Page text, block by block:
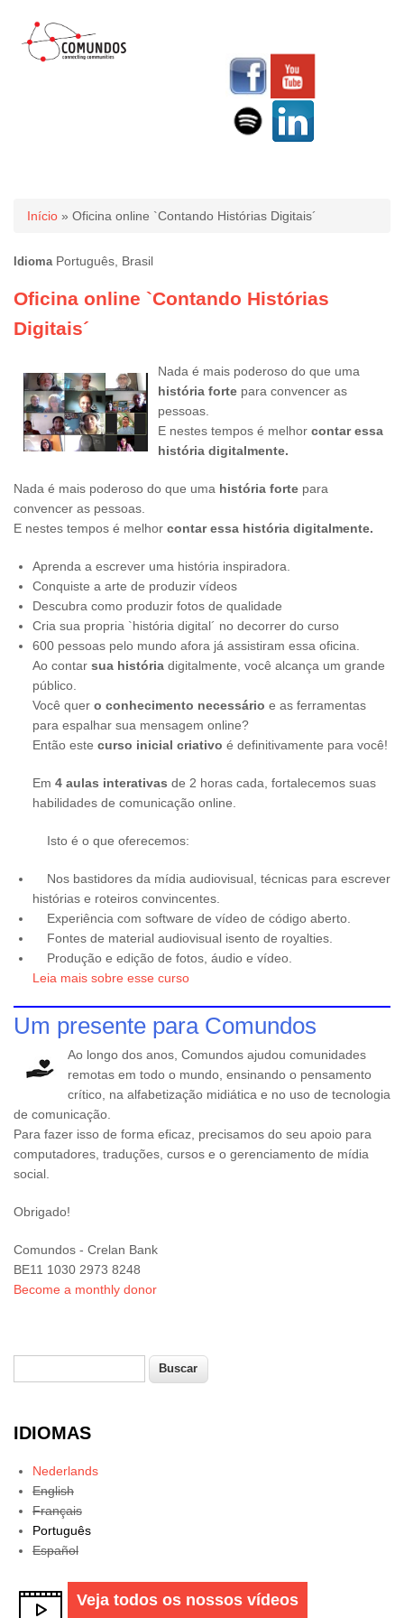
Você está aqui
Início » Oficina online `Contando Histórias Digitais´
Idioma Português, Brasil
Oficina online `Contando Histórias
Digitais´
Nada é mais poderoso do que uma
história forte para convencer as
pessoas.
E nestes tempos é melhor contar essa
história digitalmente.
Nada é mais poderoso do que uma história forte para
convencer as pessoas.
E nestes tempos é melhor contar essa história digitalmente.
Aprenda a escrever uma história inspiradora.
Conquiste a arte de produzir vídeos
Descubra como produzir fotos de qualidade
Cria sua propria `história digital´ no decorrer do curso
600 pessoas pelo mundo afora já assistiram essa oficina.
Ao contar sua história digitalmente, você alcança um grande
público.
Você quer o conhecimento necessário e as ferramentas
para espalhar sua mensagem online?
Então este curso inicial criativo é definitivamente para você!
Em 4 aulas interativas de 2 horas cada, fortalecemos suas
habilidades de comunicação online.
Isto é o que oferecemos:
Nos bastidores da mídia audiovisual, técnicas para escrever
histórias e roteiros convincentes.
Experiência com software de vídeo de código aberto.
Fontes de material audiovisual isento de royalties.
Produção e edição de fotos, áudio e vídeo.
Leia mais sobre esse curso
Um presente para Comundos
Ao longo dos anos, Comundos ajudou comunidades
remotas em todo o mundo, ensinando o pensamento
crítico, na alfabetização midiática e no uso de tecnologia
de comunicação.
Para fazer isso de forma eficaz, precisamos do seu apoio para
computadores, traduções, cursos e o gerenciamento de mídia
social.
Obrigado!
Comundos - Crelan Bank
BE11 1030 2973 8248
Become a monthly donor
Formulário de busca
IDIOMAS
Nederlands
English
Français
Português
Español
Veja todos os nossos vídeos